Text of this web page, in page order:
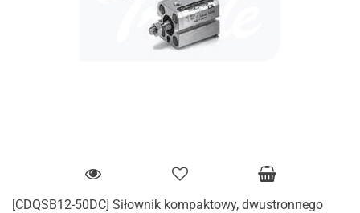
[CDQSB12-50DC] Siłownik kompaktowy, dwustronnego